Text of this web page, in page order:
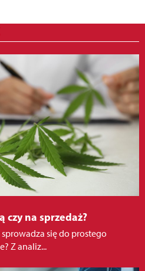
na sprzedaż?
się do prostego
Z analiz...